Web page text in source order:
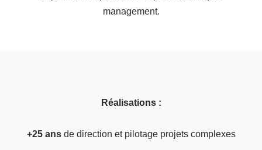
management.
Réalisations :
+25 ansde direction et pilotage projets complexes